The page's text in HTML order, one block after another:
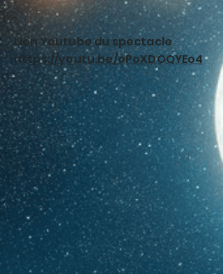
Lien Youtube du spectacle
https://youtu.be/oPoXDOQYEo4